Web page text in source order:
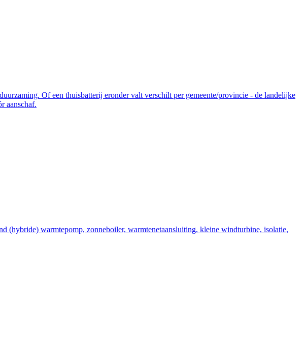
Of een thuisbatterij eronder valt verschilt per gemeente/provincie - de landelijke
aanschaf.
(hybride) warmtepomp, zonneboiler, warmtenetaansluiting, kleine windturbine, isolatie,